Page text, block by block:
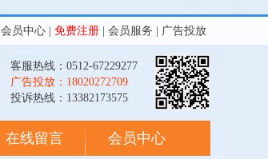
会员中心 免费注册 会员服务 广告投放
客服热线：0512-67229277
广告投放：18020272709
投诉热线：13382173575
在线留言 会员中心